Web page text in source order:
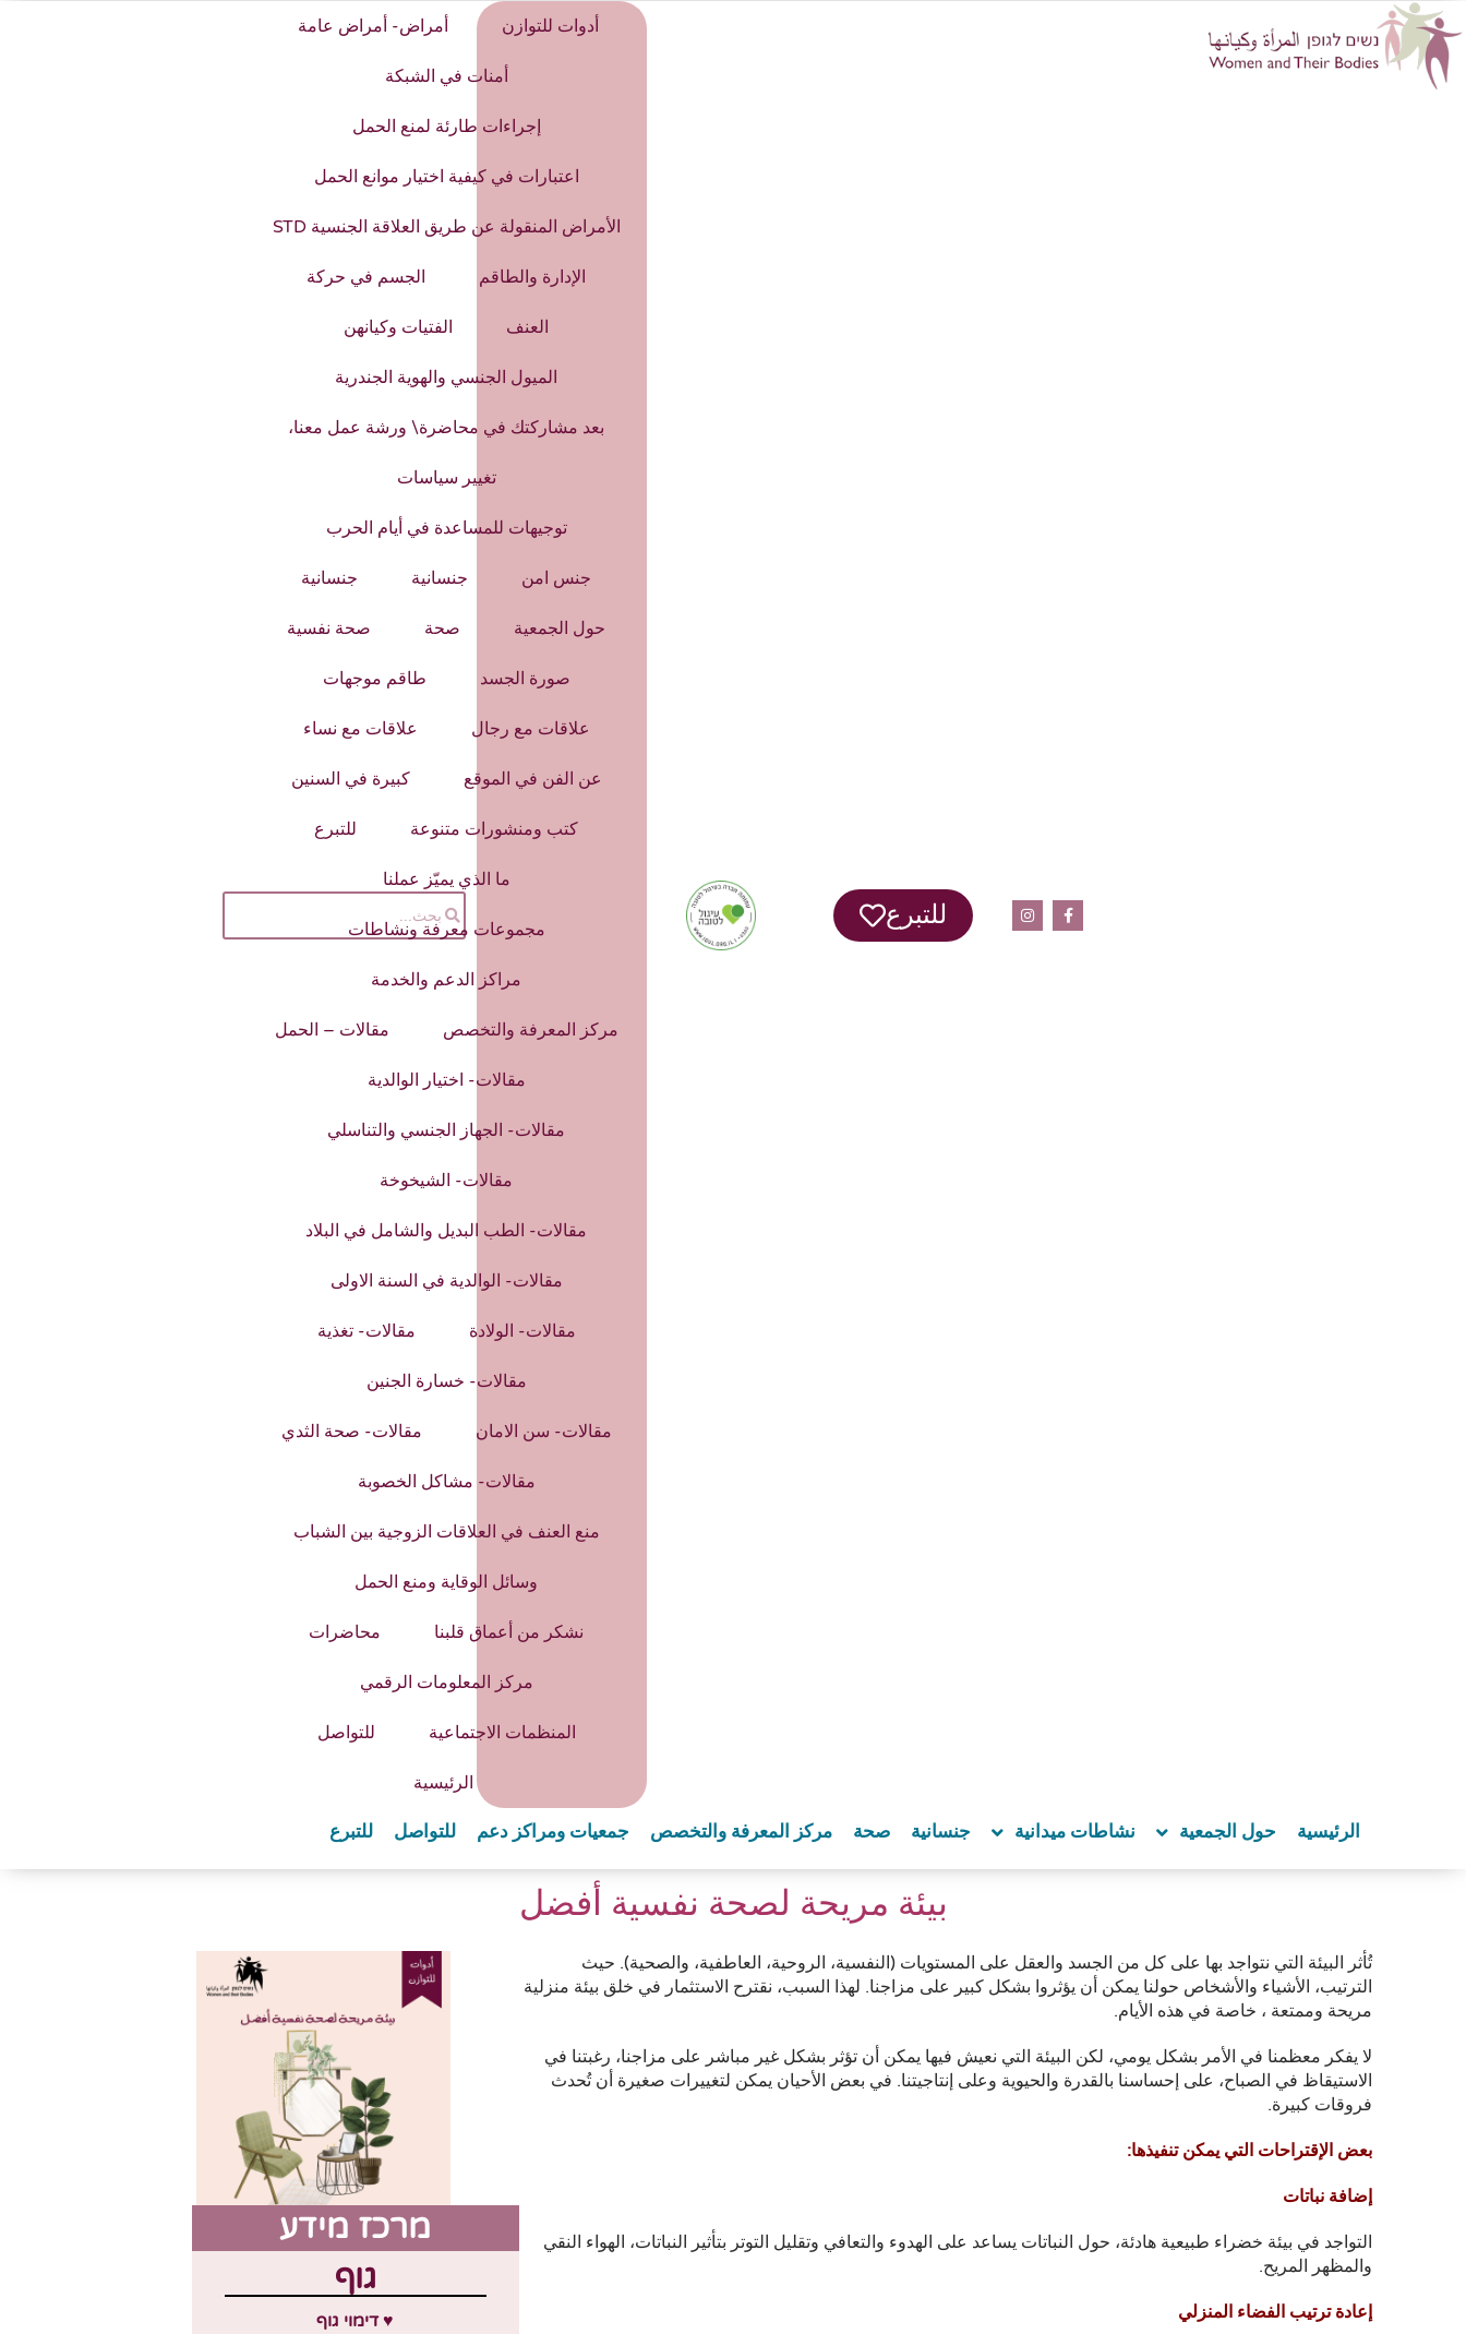
content
للتبرع
أدوات للتوازن أمراض- أمراض عامة
أمنات في الشبكة
إجراءات طارئة لمنع الحمل
اعتبارات في كيفية اختيار موانع الحمل
الأمراض المنقولة عن طريق العلاقة الجنسية STD
الإدارة والطاقم الجسم في حركة
العنف الفتيات وكيانهن
الميول الجنسي والهوية الجندرية
بعد مشاركتك في محاضرة\ ورشة عمل معنا،
تغيير سياسات
توجيهات للمساعدة في أيام الحرب
جنس امن جنسانية جنسانية
حول الجمعية صحة صحة نفسية
صورة الجسد طاقم موجهات
علاقات مع رجال علاقات مع نساء
عن الفن في الموقع كبيرة في السنين
كتب ومنشورات متنوعة للتبرع
ما الذي يميّز عملنا
مجموعات معرفة ونشاطات
مراكز الدعم والخدمة
مركز المعرفة والتخصص مقالات – الحمل
مقالات- اختيار الوالدية
مقالات- الجهاز الجنسي والتناسلي
مقالات- الشيخوخة
مقالات- الطب البديل والشامل في البلاد
مقالات- الوالدية في السنة الاولى
مقالات- الولادة مقالات- تغذية
مقالات- خسارة الجنين
مقالات- سن الامان مقالات- صحة الثدي
مقالات- مشاكل الخصوبة
منع العنف في العلاقات الزوجية بين الشباب
وسائل الوقاية ومنع الحمل
نشكر من أعماق قلبنا محاضرات
مركز المعلومات الرقمي
المنظمات الاجتماعية للتواصل
الرئيسية
الرئيسية حول الجمعية نشاطات ميدانية جنسانية صحة مركز المعرفة والتخصص جمعيات ومراكز دعم للتواصل للتبرع
بيئة مريحة لصحة نفسية أفضل
تُأثر البيئة التي نتواجد بها على كل من الجسد والعقل على المستويات (النفسية، الروحية، العاطفية، والصحية). حيث
الترتيب، الأشياء والأشخاص حولنا يمكن أن يؤثروا بشكل كبير على مزاجنا. لهذا السبب، نقترح الاستثمار في خلق بيئة منزلية
مريحة وممتعة ، خاصة في هذه الأيام.
لا يفكر معظمنا في الأمر بشكل يومي، لكن البيئة التي نعيش فيها يمكن أن تؤثر بشكل غير مباشر على مزاجنا، رغبتنا في
الاستيقاظ في الصباح، على إحساسنا بالقدرة والحيوية وعلى إنتاجيتنا. في بعض الأحيان يمكن لتغييرات صغيرة أن تُحدث
فروقات كبيرة.
بعض الإقتراحات التي يمكن تنفيذها:
إضافة نباتات
التواجد في بيئة خضراء طبيعية هادئة، حول النباتات يساعد على الهدوء والتعافي وتقليل التوتر بتأثير النباتات، الهواء النقي
والمظهر المريح.
إعادة ترتيب الفضاء المنزلي
מרכז מידע
גוף
♥ דימוי גוף